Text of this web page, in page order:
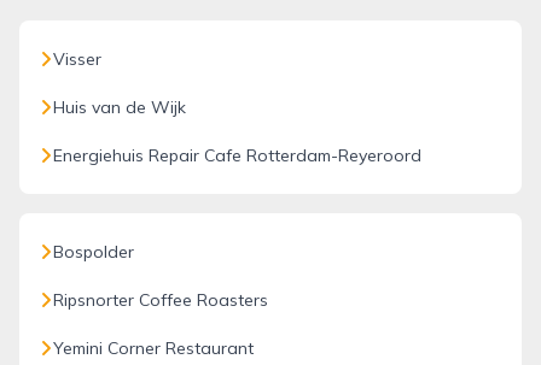
Visser
Huis van de Wijk
Energiehuis Repair Cafe Rotterdam-Reyeroord
Bospolder
Ripsnorter Coffee Roasters
Yemini Corner Restaurant